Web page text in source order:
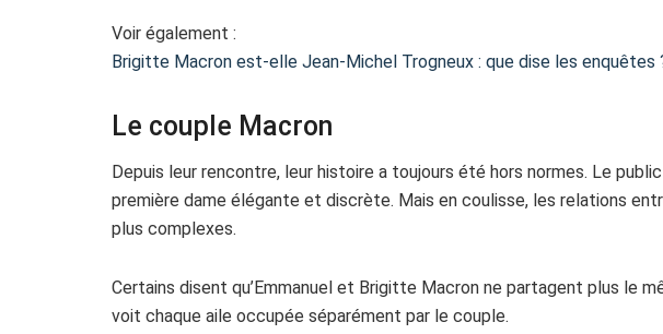
Voir également :
Brigitte Macron est-elle Jean-Michel Trogneux : que dise les enquêtes
Le couple Macron
Depuis leur rencontre, leur histoire a toujours été hors normes. Le
première dame élégante et discrète. Mais en coulisse, les relations
plus complexes.
Certains disent qu’Emmanuel et Brigitte Macron ne partagent plus le
voit chaque aile occupée séparément par le couple.